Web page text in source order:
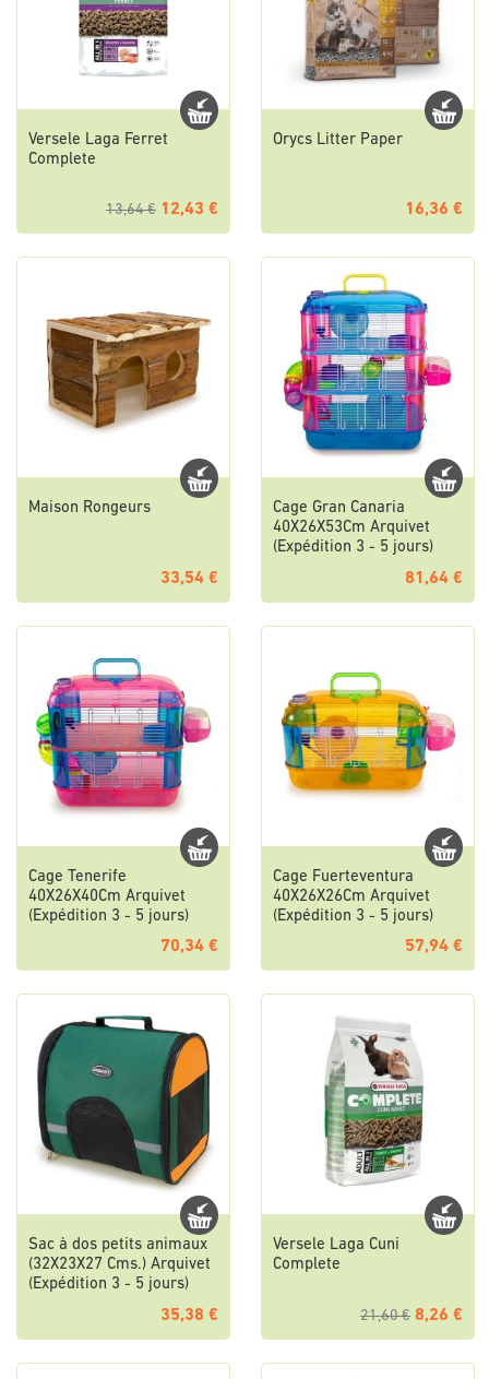
Versele Laga Ferret
Complete
13,64 € 12,43 €
Orycs Litter Paper
16,36 €
Maison Rongeurs
33,54 €
Cage Gran Canaria
40X26X53Cm Arquivet
(Expédition 3 - 5 jours)
81,64 €
Cage Tenerife
40X26X40Cm Arquivet
(Expédition 3 - 5 jours)
70,34 €
Cage Fuerteventura
40X26X26Cm Arquivet
(Expédition 3 - 5 jours)
57,94 €
Sac à dos petits animaux
(32X23X27 Cms.) Arquivet
(Expédition 3 - 5 jours)
35,38 €
Versele Laga Cuni
Complete
21,60 € 8,26 €